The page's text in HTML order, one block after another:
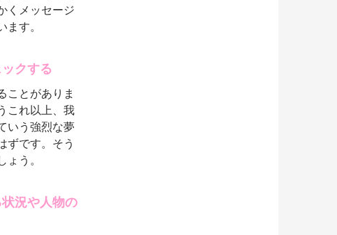
くメッセージ
す。
クする
ことがありま
これ以上、我
いう強烈な夢
ずです。そう
う。
況や人物の